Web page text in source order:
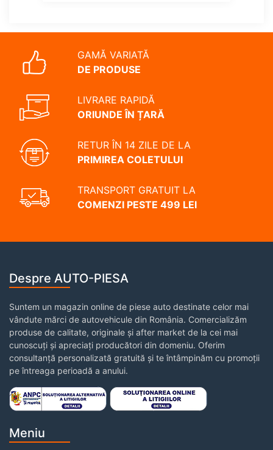
GAMĂ VARIATĂ
DE PRODUSE
LIVRARE RAPIDĂ
ORIUNDE ÎN ȚARĂ
RETUR ÎN 14 ZILE DE LA
PRIMIREA COLETULUI
TRANSPORT GRATUIT LA
COMENZI PESTE 499 LEI
Despre AUTO-PIESA
Suntem un magazin online de piese auto destinate celor mai
vândute mărci de autovehicule din România. Comercializăm
produse de calitate, originale și after market de la cei mai
cunoscuți și apreciați producători din domeniu. Oferim
consultanță personalizată gratuită și te întâmpinăm cu promoții
pe întreaga perioadă a anului.
Meniu